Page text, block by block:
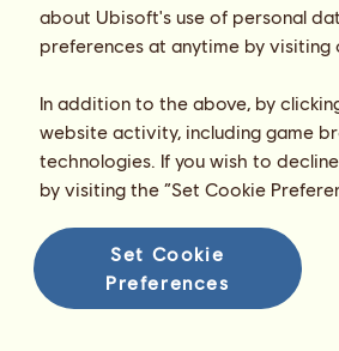
about Ubisoft's use of personal
preferences at anytime by
In addition to the above, by
website activity, including game
technologies. If you wish to
by visiting the “Set Cookie
Set Cookie
Preferences